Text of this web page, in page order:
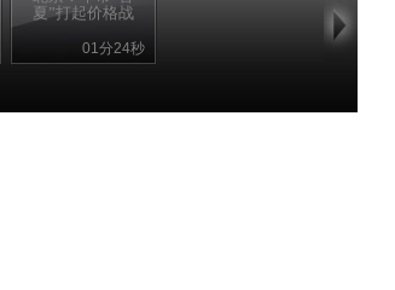
夏”打起价格战
01分24秒